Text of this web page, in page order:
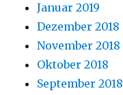
Januar 2019
Dezember 2018
November 2018
Oktober 2018
September 2018